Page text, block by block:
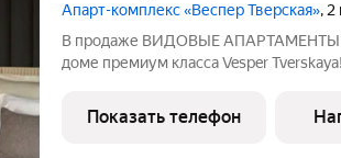
Апарт-комплекс «Веспер Тверская», 2
В продаже ВИДОВЫЕ АПАРТАМЕНТЫ
доме премиум класса Vesper
Высокого качества отделка с
натуральных материалов
Показать телефон